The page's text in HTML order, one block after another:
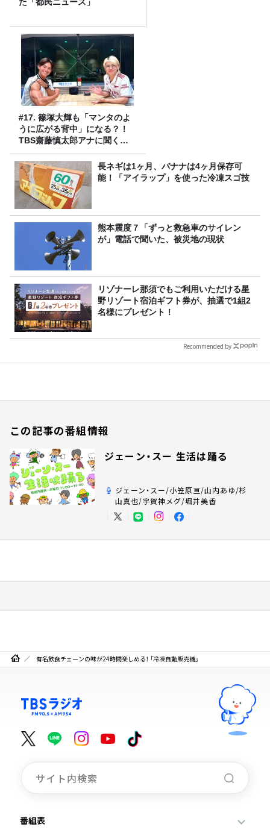
た「都民ニュース」
#17. 篠塚大輝も「マンタのよ
うに広がる背中」になる？！
TBS齋藤慎太郎アナに聞くメ
ンズフィジークの魅力！！
長ネギは1ヶ月、バナナは4ヶ月保存可
能！「アイラップ」を使った冷凍スゴ技
熊本震度７「ずっと救急車のサイレン
が」電話で聞いた、被災地の現状
リゾナーレ那須でもご利用いただける星
野リゾート宿泊ギフト券が、抽選で1組2
名様にプレゼント！
Recommended by
この記事の番組情報
ジェーン・スー 生活は踊る
ジェーン・スー/小笠原亘/山内あゆ/杉
山真也/宇賀神メグ/堀井美香
有名飲食チェーンの味が24時間楽しめる！ 「冷凍自動販売機」
番組表